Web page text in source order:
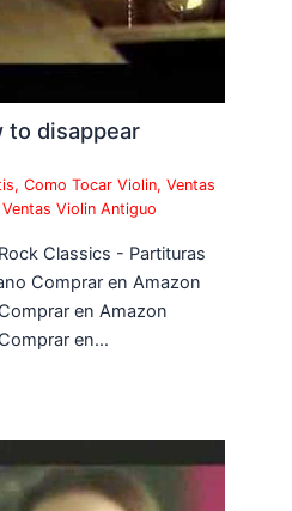
to disappear
,Como Tocar Violin,Ventas
Ventas Violin Antiguo
Classics - Partituras
Comprar en Amazon
en Amazon
en…